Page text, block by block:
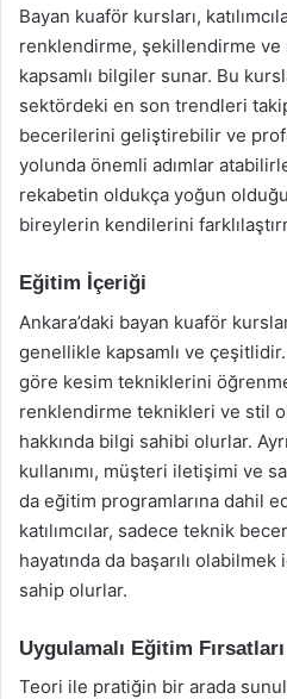
Bayan kuaför kursları,
renklendirme, şekillendirme ve
kapsamlı bilgiler sunar. Bu
sektördeki en son trendleri
becerilerini geliştirebilir ve
yolunda önemli adımlar
rekabetin oldukça yoğun
bireylerin kendilerini
Eğitim İçeriği
Ankara’daki bayan kuaför
genellikle kapsamlı ve çeşitlidir.
göre kesim tekniklerini
renklendirme teknikleri ve stil
hakkında bilgi sahibi olurlar.
kullanımı, müşteri iletişimi ve
da eğitim programlarına dahil
katılımcılar, sadece teknik
hayatında da başarılı
sahip olurlar.
Uygulamalı Eğitim Fırsatları
Teori ile pratiğin bir arada